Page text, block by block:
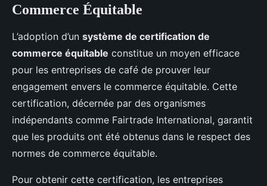
Commerce Équitable
L’adoption d’un système de certification de
commerce équitable constitue un moyen efficace
pour les entreprises de café de prouver leur
engagement envers le commerce équitable. Cette
certification, décernée par des organismes
indépendants comme Fairtrade International, garantit
que les produits ont été obtenus dans le respect des
normes de commerce équitable.
Pour obtenir cette certification, les entreprises